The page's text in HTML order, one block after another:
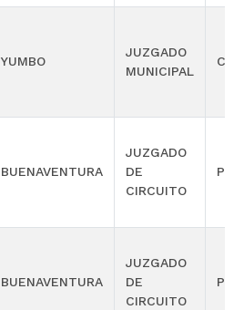
YUMBO
JUZGADO
MUNICIPAL
BUENAVENTURA
JUZGADO
DE
CIRCUITO
BUENAVENTURA
JUZGADO
DE
CIRCUITO